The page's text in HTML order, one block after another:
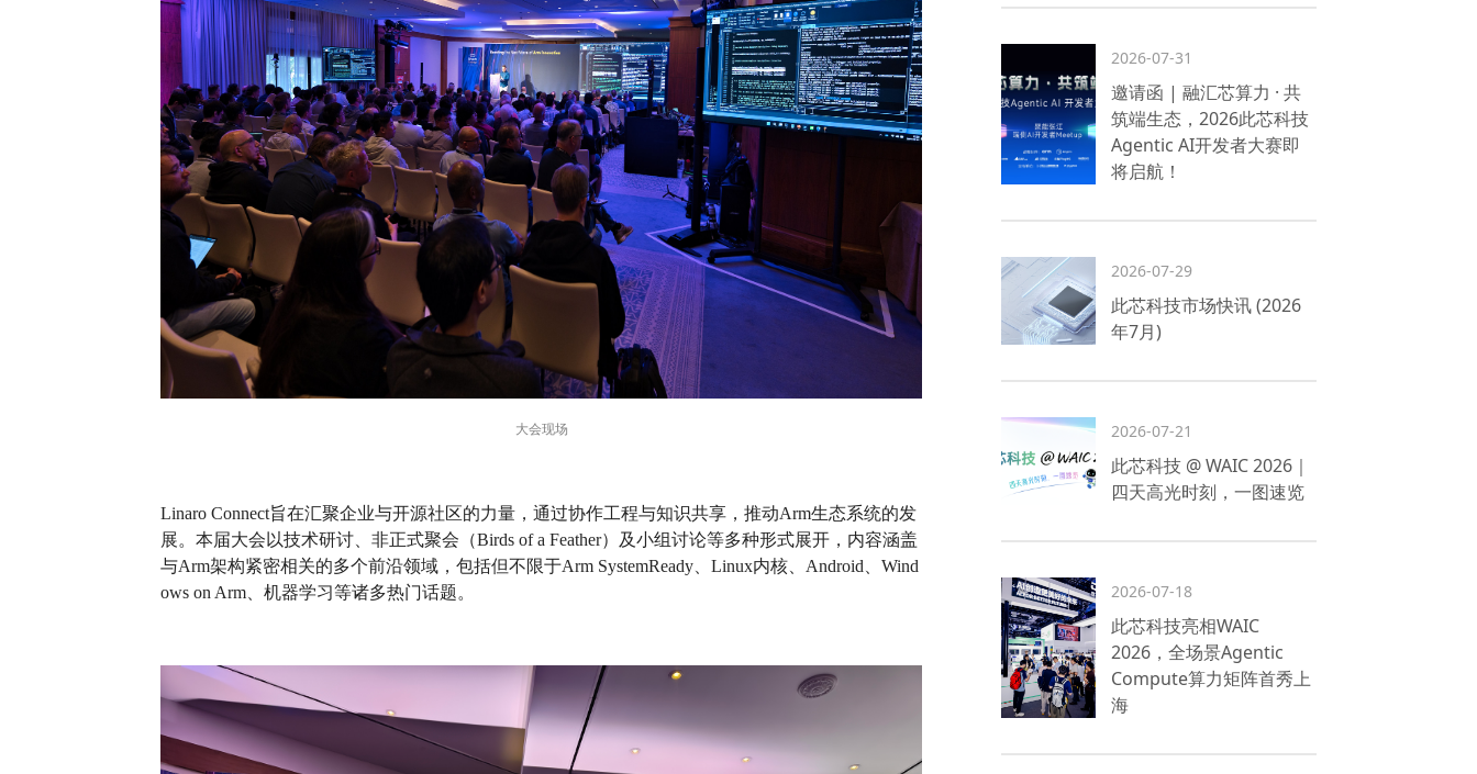
大会现场
Linaro Connect旨在汇聚企业与开源社区的力量，通过协作工程与知识共享，推动Arm生态系统的发
展。本届大会以技术研讨、非正式聚会（Birds of a Feather）及小组讨论等多种形式展开，内容涵盖
与Arm架构紧密相关的多个前沿领域，包括但不限于Arm SystemReady、Linux内核、Android、Wind
ows on Arm、机器学习等诸多热门话题。
2026-07-31
邀请函 | 融汇芯算力 · 共
筑端生态，2026此芯科技
Agentic AI开发者大赛即
将启航！
2026-07-29
此芯科技市场快讯 (2026
年7月)
2026-07-21
此芯科技 @ WAIC 2026｜
四天高光时刻，一图速览
2026-07-18
此芯科技亮相WAIC
2026，全场景Agentic
Compute算力矩阵首秀上
海